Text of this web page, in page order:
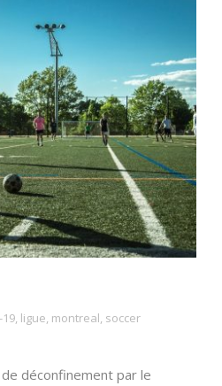
, ligue, montreal, soccer
de déconfinement par le